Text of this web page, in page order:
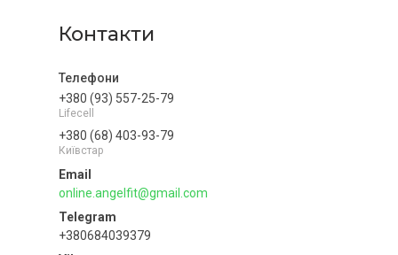
Контакти
+380 (93) 557-25-79
Lifecell
+380 (68) 403-93-79
Київстар
online.angelfit@gmail.com
+380684039379